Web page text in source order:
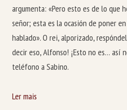
argumenta: «Pero esto es de lo que
señor; esta es la ocasión de poner
hablado».O rei, alporizado,
decir eso, Alfonso! ¡Esto no es… así
teléfono a Sabino.
Ler mais